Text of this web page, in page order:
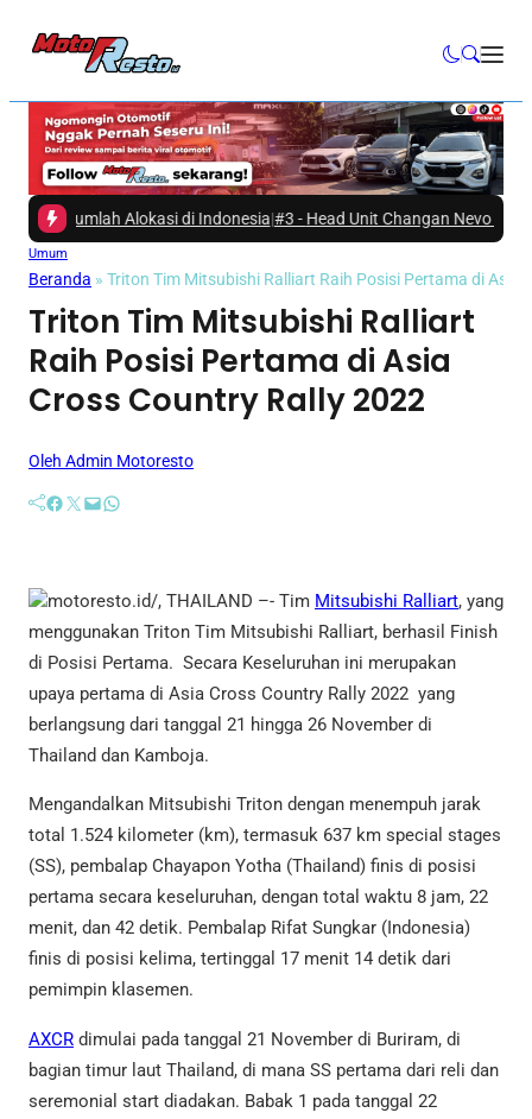
Jumlah Alokasi di Indonesia|#3 -Head Unit Changan Nevo Q05,
Umum
Beranda » Triton Tim Mitsubishi Ralliart Raih Posisi Pertama di Asia
Triton Tim Mitsubishi Ralliart
Raih Posisi Pertama di Asia
Cross Country Rally 2022
Oleh Admin Motoresto
Facebook Twitter Mail WhatsApp
motoresto.id/, THAILAND –- Tim Mitsubishi Ralliart, yang
menggunakan Triton Tim Mitsubishi Ralliart, berhasil Finish
di Posisi Pertama. Secara Keseluruhan ini merupakan
upaya pertama di Asia Cross Country Rally 2022 yang
berlangsung dari tanggal 21 hingga 26 November di
Thailand dan Kamboja.
Mengandalkan Mitsubishi Triton dengan menempuh jarak
total 1.524 kilometer (km), termasuk 637 km special stages
(SS), pembalap Chayapon Yotha (Thailand) finis di posisi
pertama secara keseluruhan, dengan total waktu 8 jam, 22
menit, dan 42 detik. Pembalap Rifat Sungkar (Indonesia)
finis di posisi kelima, tertinggal 17 menit 14 detik dari
pemimpin klasemen.
AXCR dimulai pada tanggal 21 November di Buriram, di
bagian timur laut Thailand, di mana SS pertama dari reli dan
seremonial start diadakan. Babak 1 pada tanggal 22